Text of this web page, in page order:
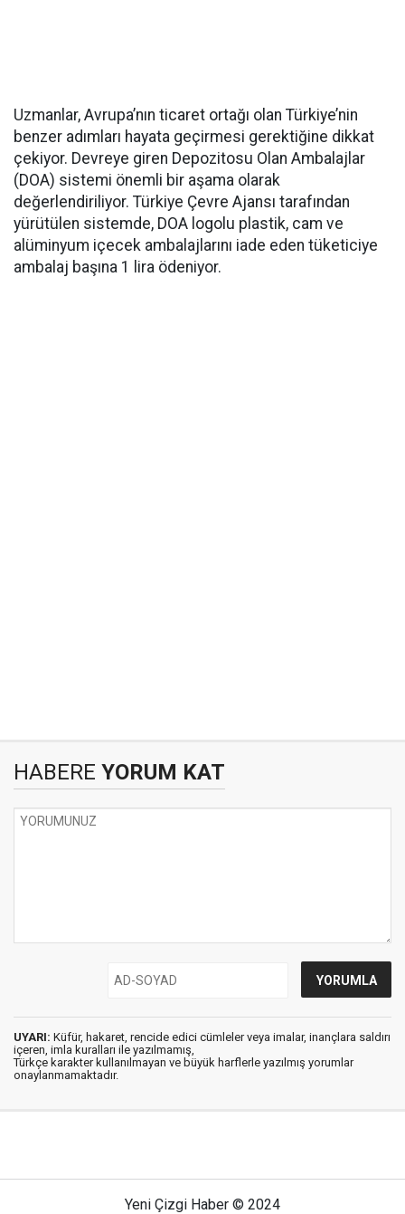
Uzmanlar, Avrupa’nın ticaret ortağı olan Türkiye’nin
benzer adımları hayata geçirmesi gerektiğine dikkat
çekiyor. Devreye giren Depozitosu Olan Ambalajlar
(DOA) sistemi önemli bir aşama olarak
değerlendiriliyor. Türkiye Çevre Ajansı tarafından
yürütülen sistemde, DOA logolu plastik, cam ve
alüminyum içecek ambalajlarını iade eden tüketiciye
ambalaj başına 1 lira ödeniyor.
HABERE YORUM KAT
UYARI: Küfür, hakaret, rencide edici cümleler veya imalar, inançlara saldırı
içeren, imla kuralları ile yazılmamış,
Türkçe karakter kullanılmayan ve büyük harflerle yazılmış yorumlar
onaylanmamaktadır.
Yeni Çizgi Haber © 2024